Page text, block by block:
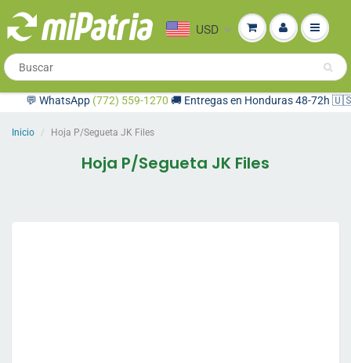
USD
💬 WhatsApp(772) 559-1270🚚 Entregas en Honduras 48-72h 🇺🇸
Inicio Hoja P/Segueta JK Files
Hoja P/Segueta JK Files